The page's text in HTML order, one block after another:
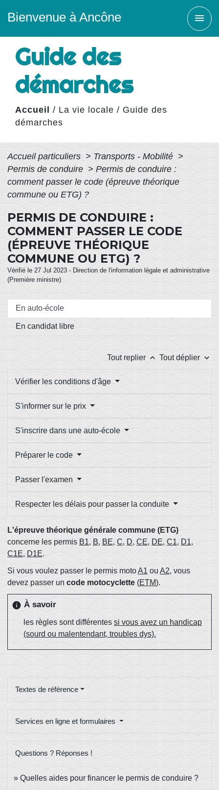
Bienvenue à Ancône menu
Guide des
démarches
Accueil / La vie locale / Guide des
démarches
Accueil particuliers > Transports - Mobilité >
Permis de conduire > Permis de conduire :
comment passer le code (épreuve théorique
commune ou ETG) ?
PERMIS DE CONDUIRE :
COMMENT PASSER LE CODE
(ÉPREUVE THÉORIQUE
COMMUNE OU ETG) ?
Vérifié le 27 Jul 2023 - Direction de l'information légale et administrative
(Première ministre)
En auto-école
En candidat libre
Tout replier keyboard_arrow_up Tout déplier keyboard_arrow_down
Vérifier les conditions d'âge
S'informer sur le prix
S'inscrire dans une auto-école
Préparer le code
Passer l'examen
Respecter les délais pour passer la conduite
L'épreuve théorique générale commune (ETG)
concerne les permis B1, B, BE, C, D, CE, DE, C1, D1,
C1E, D1E.
Si vous voulez passer le permis motoA1 ou A2, vous
devez passer un code motocyclette (ETM).
info À savoir
les règles sont différentes si vous avez un handicap
(sourd ou malentendant, troubles dys).
Textes de référence
Services en ligne et formulaires
Questions ? Réponses !
Quelles aides pour financer le permis de conduire ?